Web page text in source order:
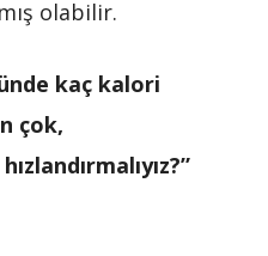
olabilir.
kaç kalori
çok,